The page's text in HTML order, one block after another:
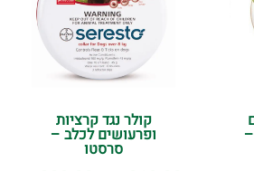
קולר נגד קרציות
ופרעושים לכלב –
סרסטו